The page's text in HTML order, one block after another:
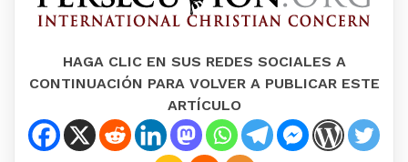
HAGA CLIC EN SUS REDES SOCIALES A
CONTINUACIÓN PARA VOLVER A PUBLICAR ESTE
ARTÍCULO